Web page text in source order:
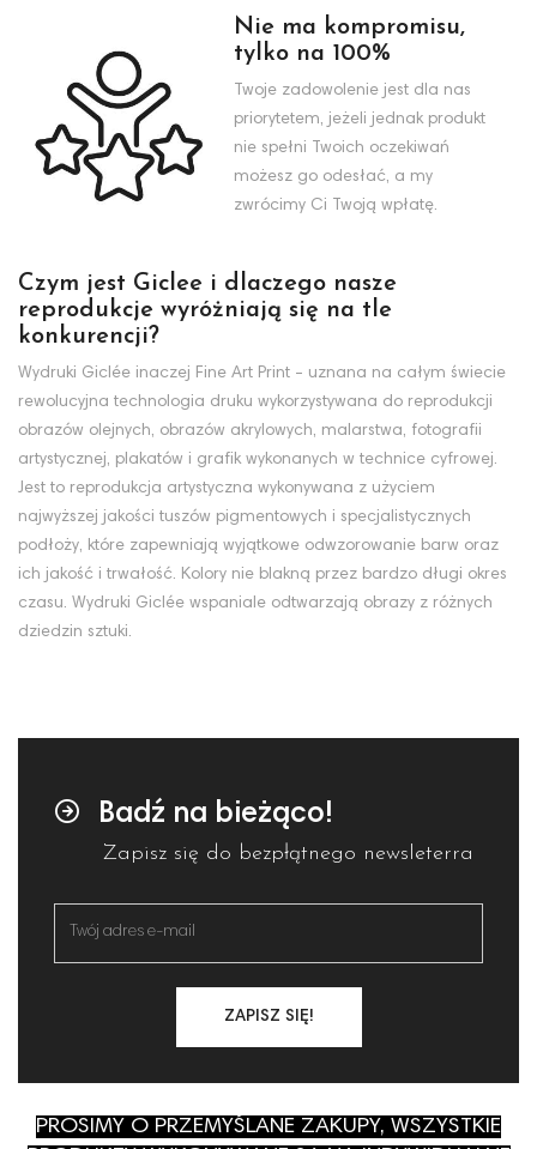
Nie ma kompromisu,
tylko na 100%
Twoje zadowolenie jest dla nas
priorytetem, jeżeli jednak produkt
nie spełni Twoich oczekiwań
możesz go odesłać, a my
zwrócimy Ci Twoją wpłatę.
Czym jest Giclee i dlaczego nasze
reprodukcje wyróżniają się na tle
konkurencji?
Wydruki Giclée inaczej Fine Art Print - uznana na całym świecie
rewolucyjna technologia druku wykorzystywana do reprodukcji
obrazów olejnych, obrazów akrylowych, malarstwa, fotografii
artystycznej, plakatów i grafik wykonanych w technice cyfrowej.
Jest to reprodukcja artystyczna wykonywana z użyciem
najwyższej jakości tuszów pigmentowych i specjalistycznych
podłoży, które zapewniają wyjątkowe odwzorowanie barw oraz
ich jakość i trwałość. Kolory nie blakną przez bardzo długi okres
czasu. Wydruki Giclée wspaniale odtwarzają obrazy z różnych
dziedzin sztuki.
Badź na bieżąco!
Zapisz się do bezpłątnego newsleterra
ZAPISZ SIĘ!
PROSIMY O PRZEMYŚLANE ZAKUPY, WSZYSTKIE